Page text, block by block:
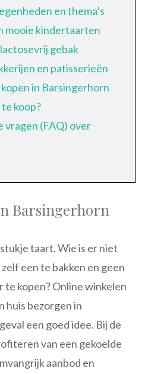
en thema’s
mooie kindertaarten
gebak
en patisserieën
in Barsingerhorn
koop?
vragen (FAQ) over
Barsingerhorn
taart. Wie is er niet
een te bakken en geen
te kopen? Online winkelen
huis bezorgen in
een goed idee. Bij de
van een gekoelde
aanbod en